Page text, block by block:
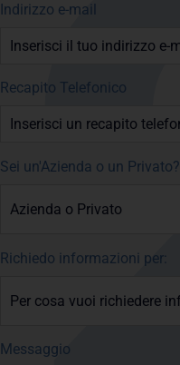
Indirizzo e-mail
Recapito Telefonico
Sei un'Azienda o un Privato?
Richiedo informazioni per:
Messaggio